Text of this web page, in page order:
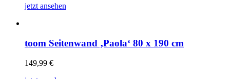
jetzt ansehen
toom Seitenwand ‚Paola‘ 80 x 190 cm
149,99 €